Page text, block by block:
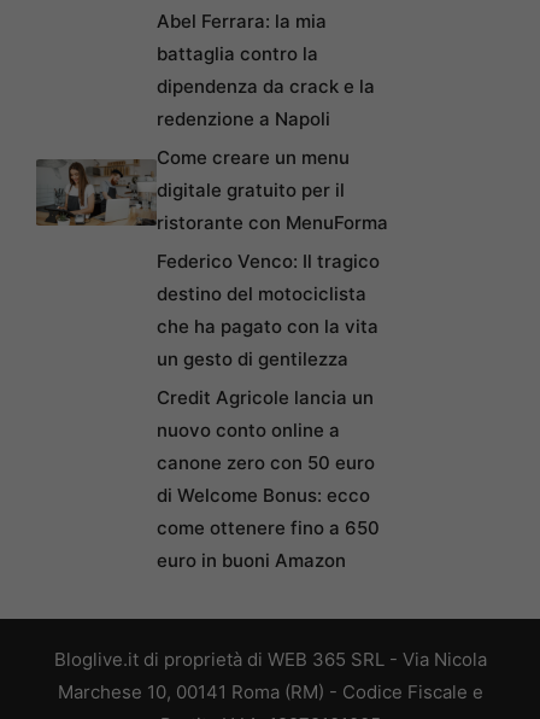
Abel Ferrara: la mia
battaglia contro la
dipendenza da crack e la
redenzione a Napoli
Come creare un menu
digitale gratuito per il
ristorante con MenuForma
Federico Venco: Il tragico
destino del motociclista
che ha pagato con la vita
un gesto di gentilezza
Credit Agricole lancia un
nuovo conto online a
canone zero con 50 euro
di Welcome Bonus: ecco
come ottenere fino a 650
euro in buoni Amazon
Bloglive.it di proprietà di WEB 365 SRL - Via Nicola
Marchese 10, 00141 Roma (RM) - Codice Fiscale e